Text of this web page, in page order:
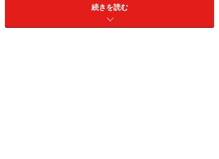
ルボード・チャートでも1位に輝き、欧米全土でヒット
しました。
続きを読む